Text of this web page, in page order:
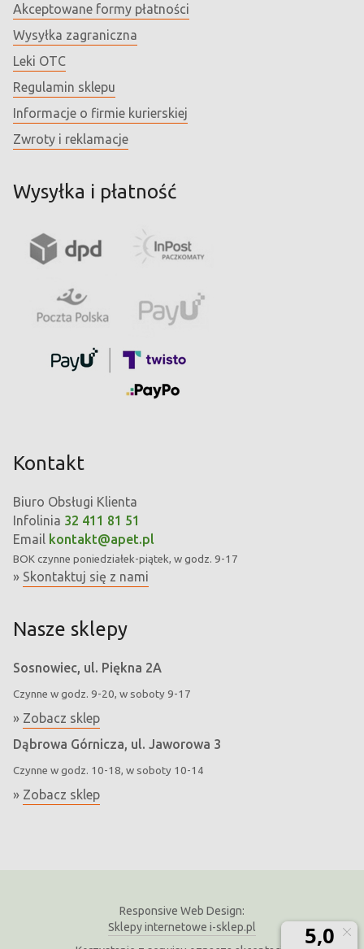
Akceptowane formy płatności
Wysyłka zagraniczna
Leki OTC
Regulamin sklepu
Informacje o firmie kurierskiej
Zwroty i reklamacje
Wysyłka i płatność
Kontakt
Biuro Obsługi Klienta
Infolinia 32 411 81 51
Email kontakt@apet.pl
BOK czynne poniedziałek-piątek, w godz. 9-17
» Skontaktuj się z nami
Nasze sklepy
Sosnowiec, ul. Piękna 2A
Czynne w godz. 9-20, w soboty 9-17
» Zobacz sklep
Dąbrowa Górnicza, ul. Jaworowa 3
Czynne w godz. 10-18, w soboty 10-14
» Zobacz sklep
Responsive Web Design:
Sklepy internetowe i-sklep.pl